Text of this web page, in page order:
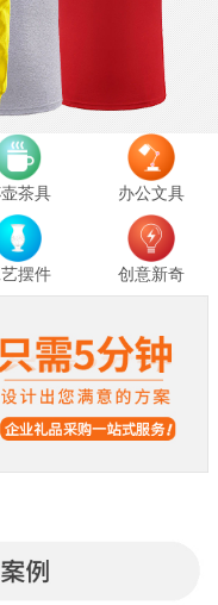
茶具 办公文具
摆件 创意新奇